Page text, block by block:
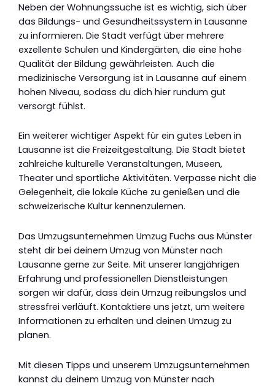
Neben der Wohnungssuche ist es wichtig, sich über
das Bildungs- und Gesundheitssystem in Lausanne
zu informieren. Die Stadt verfügt über mehrere
exzellente Schulen und Kindergärten, die eine hohe
Qualität der Bildung gewährleisten. Auch die
medizinische Versorgung ist in Lausanne auf einem
hohen Niveau, sodass du dich hier rundum gut
versorgt fühlst.
Ein weiterer wichtiger Aspekt für ein gutes Leben in
Lausanne ist die Freizeitgestaltung. Die Stadt bietet
zahlreiche kulturelle Veranstaltungen, Museen,
Theater und sportliche Aktivitäten. Verpasse nicht die
Gelegenheit, die lokale Küche zu genießen und die
schweizerische Kultur kennenzulernen.
Das Umzugsunternehmen Umzug Fuchs aus Münster
steht dir bei deinem Umzug von Münster nach
Lausanne gerne zur Seite. Mit unserer langjährigen
Erfahrung und professionellen Dienstleistungen
sorgen wir dafür, dass dein Umzug reibungslos und
stressfrei verläuft. Kontaktiere uns jetzt, um weitere
Informationen zu erhalten und deinen Umzug zu
planen.
Mit diesen Tipps und unserem Umzugsunternehmen
kannst du deinem Umzug von Münster nach